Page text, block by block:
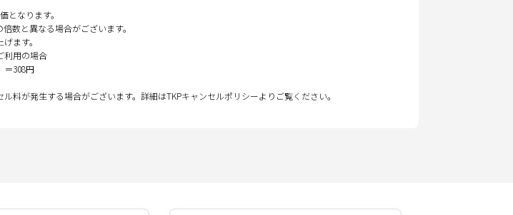
となります。
数と異なる場合がございます。
ます。
利用の場合
308円
料が発生する場合がございます。詳細はTKPキャンセルポリシーよりご覧ください。